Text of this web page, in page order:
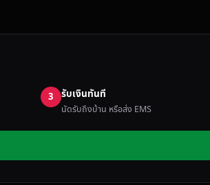
3 รับเงินทันที
นัดรับถึงบ้าน หรือส่ง EMS